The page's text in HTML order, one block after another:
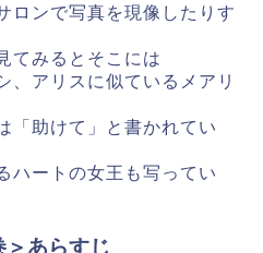
ロンで写真を現像したりす
てみるとそこには
、アリスに似ているメアリ
「助けて」と書かれてい
ハートの女王も写ってい
あらすじ